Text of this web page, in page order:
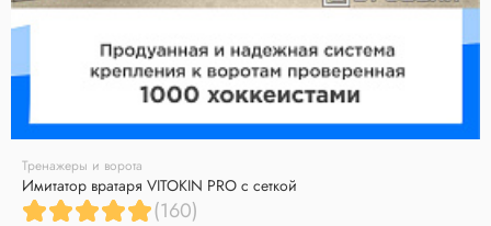
Тренажеры и ворота
Имитатор вратаря VITOKIN PRO с сеткой
(160)